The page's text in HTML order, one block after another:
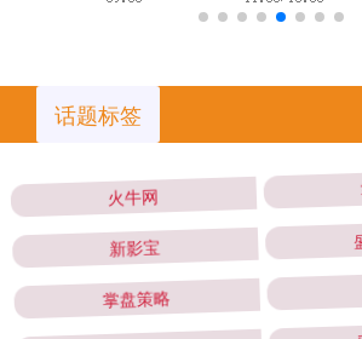
话题标签
火牛网
新影宝
掌盘策略